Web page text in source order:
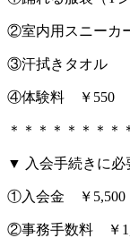
②室内用スニーカ
③汗拭きタオル
④体験料 ￥550
＊＊＊＊＊＊＊＊
▼ 入会手続きに必
①入会金 ￥5,500
②事務手数料 ￥